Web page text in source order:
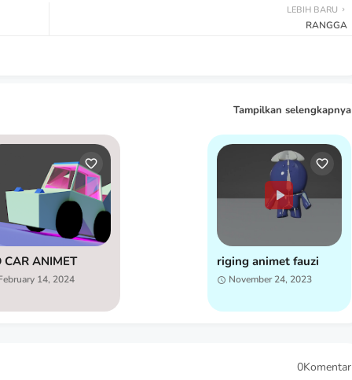
LEBIH BARU
RANGGA
Tampilkan selengkapnya
CAR ANIMET
14, 2024
riging animet fauzi
November 24, 2023
0Komentar